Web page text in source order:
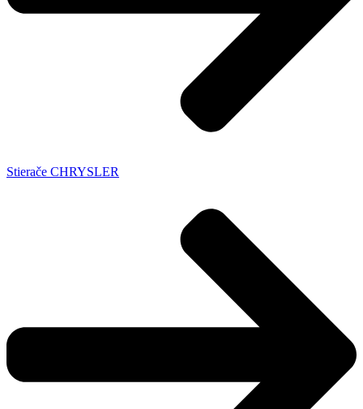
Stierače CHRYSLER